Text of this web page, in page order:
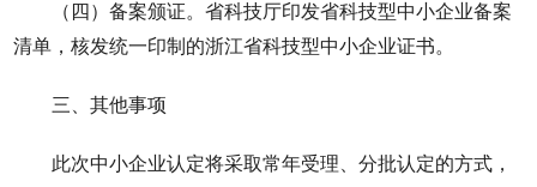
（四）备案颁证。省科技厅印发省科技型中小企业备案
清单，核发统一印制的浙江省科技型中小企业证书。
三、其他事项
此次中小企业认定将采取常年受理、分批认定的方式，